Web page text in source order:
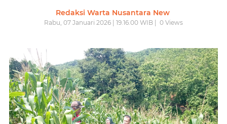
Redaksi Warta Nusantara New
Rabu, 07 Januari 2026 | 19.16.00 WIB | 0 Views